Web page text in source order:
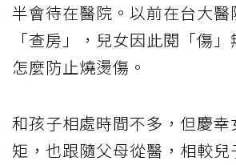
半會待在醫院。以前在台大
「查房」，兒女因此閱「傷
怎麼防止燒燙傷。
和孩子相處時間不多，但慶幸
矩，也跟隨父母從醫，相較兒